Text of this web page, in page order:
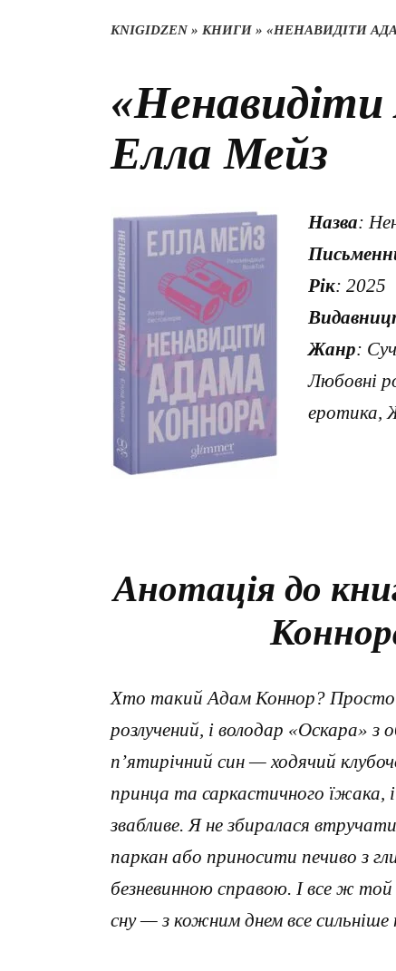
KNIGIDZEN» КНИГИ » «НЕНАВИДІТИ
Елла Мейз
Назва:
Рік: 2025
Жанр:
Любовні
еротика,
Анотація до
Хто такий Адам Коннор? Просто
розлучений, і володар «Оскара» з
п’ятирічний син — ходячий
принца та саркастичного їжака,
звабливе. Я не збиралася
паркан або приносити печиво з
безневинною справою. І все ж
сну — з кожним днем все